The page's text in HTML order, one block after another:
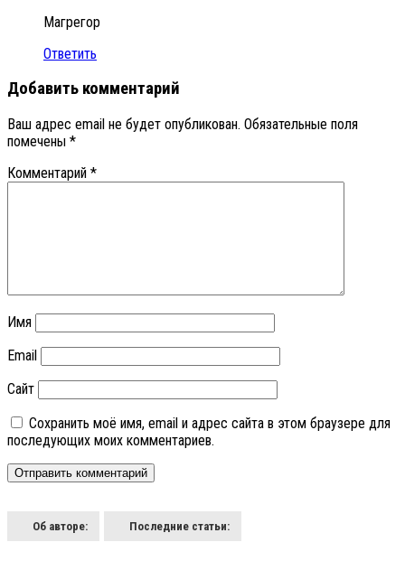
Магрегор
Ответить
Добавить комментарий
Ваш адрес email не будет опубликован. Обязательные поля
помечены *
Комментарий *
Имя
Email
Сайт
Сохранить моё имя, email и адрес сайта в этом браузере для
последующих моих комментариев.
Об авторе: Последние статьи: